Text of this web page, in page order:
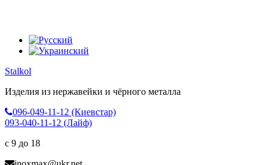
Stalkol
Изделия из нержавейки и чёрного металла
096-049-11-12 (Киевстар)
093-040-11-12 (Лайф)
с 9 до 18